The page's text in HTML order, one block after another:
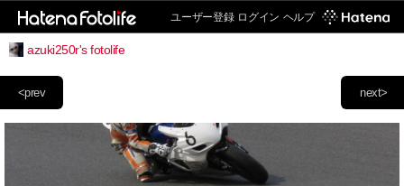
ユーザー登録 ログイン ヘルプ
azuki250r's fotolife
next>
<prev